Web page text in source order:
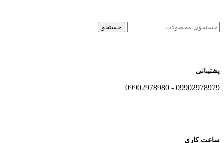
جستجو
پشتیبانی
09902978979 - 09902978980
ساعت کاری